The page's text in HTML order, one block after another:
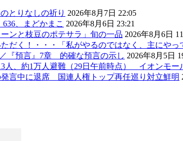
とりなしの祈り 2026年8月7日 22:05
、まどかまこ 2026年8月6日 23:21
ンと枝豆のポテサラ」旬の一品 2026年8月6日
だく！・・・「私がやるのではなく、主にやっ
『預言』7章 的確な預言の示し 2026年8月5日
、約1万人避難（29日午前時点） イオンモー
言中に退席 国連人権トップ再任巡り対立鮮明